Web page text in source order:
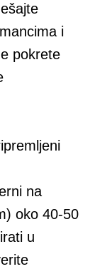
i
pokrete
na
oko 40-50
u